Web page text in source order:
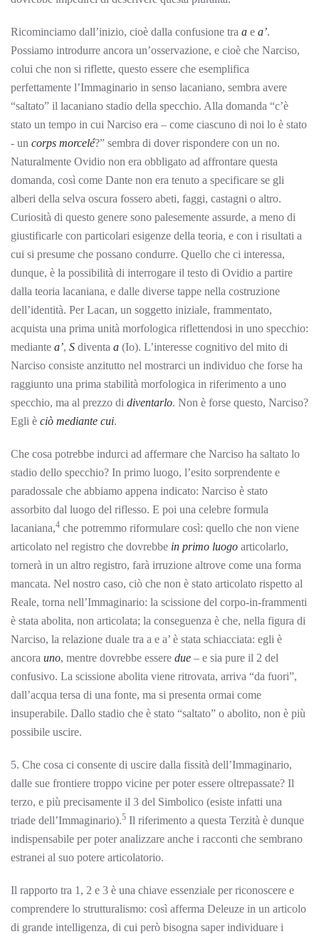
Ricominciamo dall’inizio, cioè dalla confusione tra a e a’.
Possiamo introdurre ancora un’osservazione, e cioè che Narciso,
colui che non si riflette, questo essere che esemplifica
perfettamente l’Immaginario in senso lacaniano, sembra avere
“saltato” il lacaniano stadio della specchio. Alla domanda “c’è
stato un tempo in cui Narciso era – come ciascuno di noi lo è stato
- un corps morcelé?” sembra di dover rispondere con un no.
Naturalmente Ovidio non era obbligato ad affrontare questa
domanda, così come Dante non era tenuto a specificare se gli
alberi della selva oscura fossero abeti, faggi, castagni o altro.
Curiosità di questo genere sono palesemente assurde, a meno di
giustificarle con particolari esigenze della teoria, e con i risultati a
cui si presume che possano condurre. Quello che ci interessa,
dunque, è la possibilità di interrogare il testo di Ovidio a partire
dalla teoria lacaniana, e dalle diverse tappe nella costruzione
dell’identità. Per Lacan, un soggetto iniziale, frammentato,
acquista una prima unità morfologica riflettendosi in uno specchio:
mediante a’, S diventa a (Io). L’interesse cognitivo del mito di
Narciso consiste anzitutto nel mostrarci un individuo che forse ha
raggiunto una prima stabilità morfologica in riferimento a uno
specchio, ma al prezzo di diventarlo. Non è forse questo, Narciso?
Egli è ciò mediante cui.
Che cosa potrebbe indurci ad affermare che Narciso ha saltato lo
stadio dello specchio? In primo luogo, l’esito sorprendente e
paradossale che abbiamo appena indicato: Narciso è stato
assorbito dal luogo del riflesso. E poi una celebre formula
lacaniana,4 che potremmo riformulare così: quello che non viene
articolato nel registro che dovrebbe in primo luogo articolarlo,
tornerà in un altro registro, farà irruzione altrove come una forma
mancata. Nel nostro caso, ciò che non è stato articolato rispetto al
Reale, torna nell’Immaginario: la scissione del corpo-in-frammenti
è stata abolita, non articolata; la conseguenza è che, nella figura di
Narciso, la relazione duale tra a e a’ è stata schiacciata: egli è
ancora uno, mentre dovrebbe essere due – e sia pure il 2 del
confusivo. La scissione abolita viene ritrovata, arriva “da fuori”,
dall’acqua tersa di una fonte, ma si presenta ormai come
insuperabile. Dallo stadio che è stato “saltato” o abolito, non è più
possibile uscire.
5. Che cosa ci consente di uscire dalla fissità dell’Immaginario,
dalle sue frontiere troppo vicine per poter essere oltrepassate? Il
terzo, e più precisamente il 3 del Simbolico (esiste infatti una
triade dell’Immaginario).5 Il riferimento a questa Terzità è dunque
indispensabile per poter analizzare anche i racconti che sembrano
estranei al suo potere articolatorio.
Il rapporto tra 1, 2 e 3 è una chiave essenziale per riconoscere e
comprendere lo strutturalismo: così afferma Deleuze in un articolo
di grande intelligenza, di cui però bisogna saper individuare i